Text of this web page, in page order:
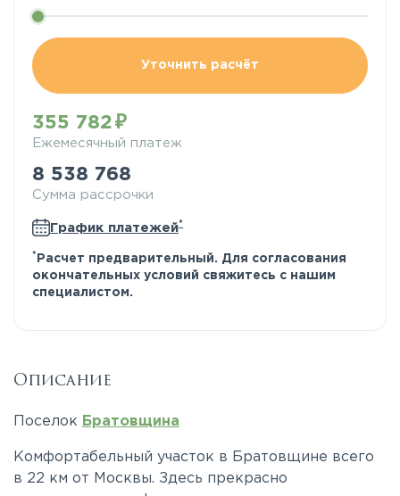
Уточнить расчёт
355 782
Ежемесячный платеж
8 538 768
Сумма рассрочки
График платежей*
* Расчет предварительный. Для согласования
окончательных условий свяжитесь с нашим
специалистом.
Описание
Поселок Братовщина
Комфортабельный участок в Братовщине всего
в 22 км от Москвы. Здесь прекрасно